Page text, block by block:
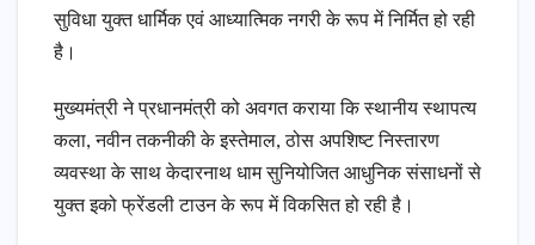
सुविधा युक्त धार्मिक एवं आध्यात्मिक नगरी के रूप में निर्मित हो रही
है।
मुख्यमंत्री ने प्रधानमंत्री को अवगत कराया कि स्थानीय स्थापत्य
कला, नवीन तकनीकी के इस्तेमाल, ठोस अपशिष्ट निस्तारण
व्यवस्था के साथ केदारनाथ धाम सुनियोजित आधुनिक संसाधनों से
युक्त इको फ्रेंडली टाउन के रूप में विकसित हो रही है।